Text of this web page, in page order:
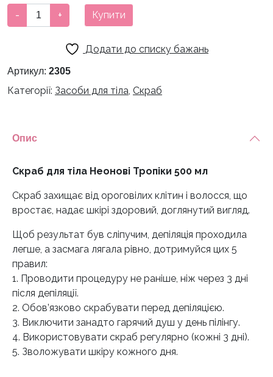
для
Тропіки
Babe
кількість
- + Купити
Додати до списку бажань
Артикул: 2305
Категорії: Засоби для тіла Скраб
Опис
Скраб для тіла Неонові Тропіки 500 мл
Скраб захищає від ороговілих клітин і волосся, що
вростає, надає шкірі здоровий, доглянутий вигляд.
Щоб результат був сліпучим, депіляція проходила
легше, а засмага лягала рівно, дотримуйся цих 5
правил:
1. Проводити процедуру не раніше, ніж через 3 дні
після депіляції.
2. Обов’язково скрабувати перед депіляцією.
3. Виключити занадто гарячий душ у день пілінгу.
4. Використовувати скраб регулярно (кожні 3 дні).
5. Зволожувати шкіру кожного дня.